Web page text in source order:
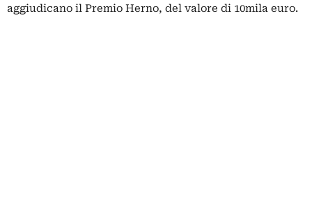
aggiudicano il Premio Herno, del valore di 10mila euro.